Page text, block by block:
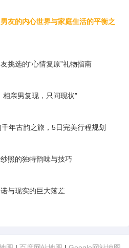
友的内心世界与家庭生活的平衡之
挑选的“心情复原”礼物指南
相亲男复现，只问现状”
年古韵之旅，5日完美行程规划
照的独特韵味与技巧
与现实的巨大落差